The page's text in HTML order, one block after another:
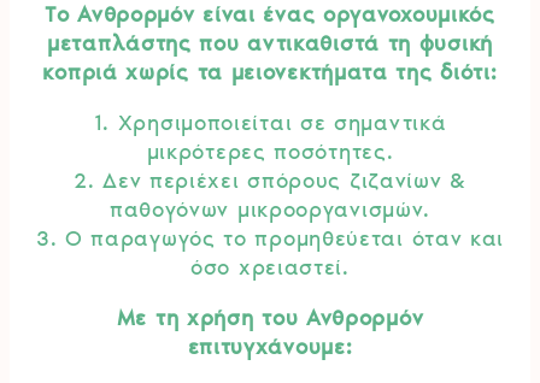
Το Ανθρορμόν είναι ένας οργανοχουμικός
μεταπλάστης που αντικαθιστά τη φυσική
κοπριά χωρίς τα μειονεκτήματα της διότι:
1. Χρησιμοποιείται σε σημαντικά
μικρότερες ποσότητες.
2. Δεν περιέχει σπόρους ζιζανίων &
παθογόνων μικροοργανισμών.
3. Ο παραγωγός το προμηθεύεται όταν και
όσο χρειαστεί.
Με τη χρήση του Ανθρορμόν
επιτυγχάνουμε: